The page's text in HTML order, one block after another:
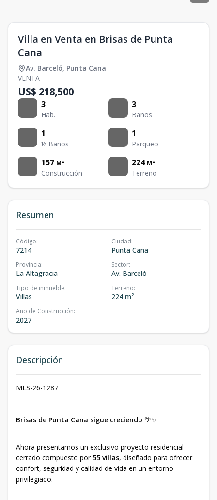
Villa en Venta en Brisas de Punta
Cana
Av. Barceló, Punta Cana
VENTA
US$ 218,500
3
Hab.
3
Baños
1
½ Baños
1
Parqueo
157 M²
Construcción
224 M²
Terreno
Resumen
Código:
7214
Ciudad:
Punta Cana
Provincia:
La Altagracia
Sector:
Av. Barceló
Tipo de inmueble:
Villas
Terreno:
224 m²
Año de Construcción:
2027
Descripción
MLS-26-1287
Brisas de Punta Cana sigue creciendo 🌴✨
Ahora presentamos un exclusivo proyecto residencial
cerrado compuesto por 55 villas, diseñado para ofrecer
confort, seguridad y calidad de vida en un entorno
privilegiado.